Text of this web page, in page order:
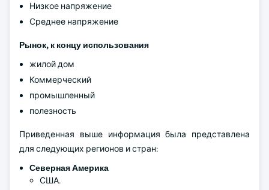
Низкое напряжение
Среднее напряжение
Рынок, к концу использования
жилой дом
Коммерческий
промышленный
полезность
Приведенная выше информация была представлена
для следующих регионов и стран:
Северная Америка
США.